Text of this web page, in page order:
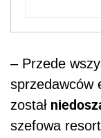
– Przede
sprzedawców
został
szefowa